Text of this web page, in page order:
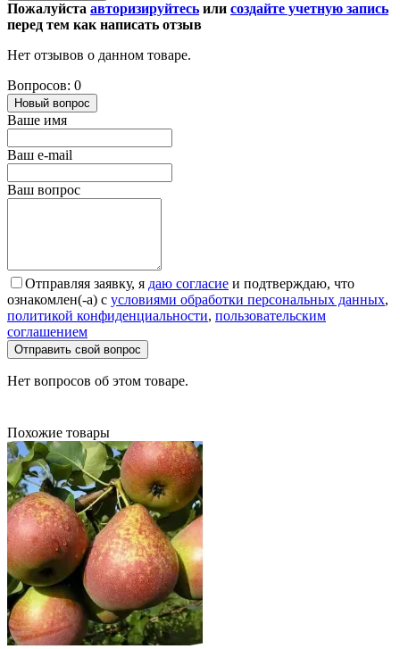
Пожалуйста авторизируйтесь или создайте учетную запись
перед тем как написать отзыв
Нет отзывов о данном товаре.
Вопросов: 0
Новый вопрос
Ваше имя
Ваш e-mail
Ваш вопрос
Отправляя заявку, я даю согласие и подтверждаю, что
ознакомлен(-а) с условиями обработки персональных данных,
политикой конфиденциальности, пользовательским
соглашением
Отправить свой вопрос
Нет вопросов об этом товаре.
Похожие товары